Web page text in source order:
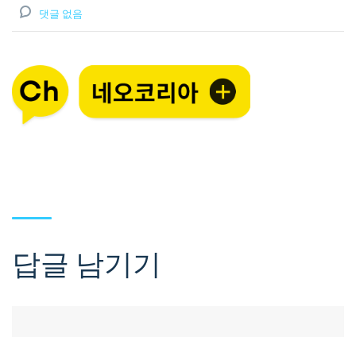
댓글 없음
답글 남기기